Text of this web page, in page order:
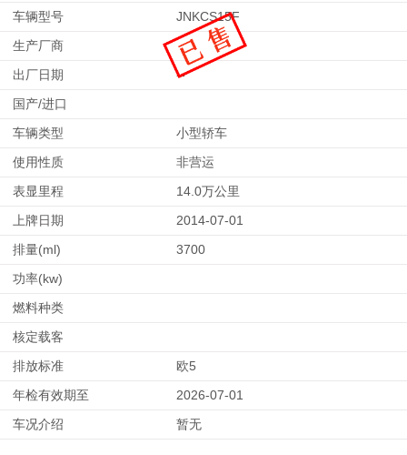
车辆型号
JNKCS15F
生产厂商
出厂日期
--
国产/进口
车辆类型
小型轿车
使用性质
非营运
表显里程
14.0万公里
上牌日期
2014-07-01
排量(ml)
3700
功率(kw)
燃料种类
核定载客
排放标准
欧5
年检有效期至
2026-07-01
车况介绍
暂无